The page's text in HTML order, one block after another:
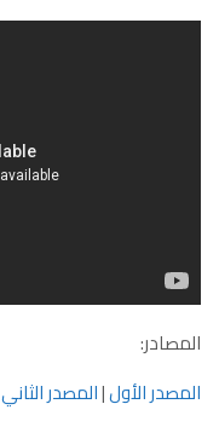
المصادر:
المصدر الأول|المصدر الثاني